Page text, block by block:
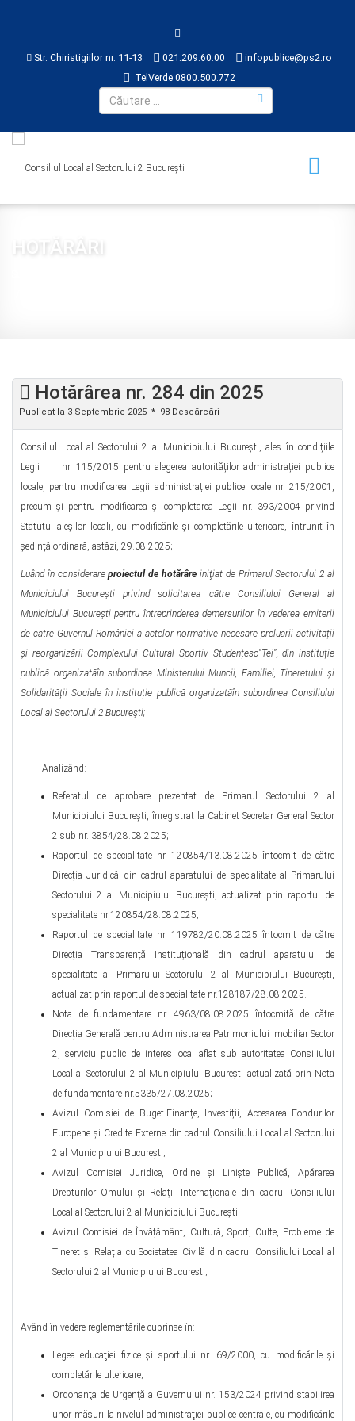
Str. Chiristigiilor nr. 11-13 021.209.60.00
infopublice@ps2.ro
TelVerde 0800.500.772
HOTĂRÂRI
Hotărârea nr. 284 din 2025
Publicat la 3 Septembrie 2025 98 Descărcări
Consiliul Local al Sectorului 2 al Municipiului Bucureşti, ales în condițiile
Legii nr. 115/2015 pentru alegerea autorităților administrației publice
locale, pentru modificarea Legii administrației publice locale nr. 215/2001,
precum și pentru modificarea şi completarea Legii nr. 393/2004 privind
Statutul aleșilor locali, cu modificările şi completările ulterioare, întrunit în
ședință ordinară, astăzi, 29.08.2025;
Luând în considerareproiectul de hotărâre iniţiat dePrimarul Sectorului 2 al
Municipiului Bucureşti privind solicitarea către Consiliului General al
Municipiului București pentru întreprinderea demersurilor în vederea emiterii
de către Guvernul României a actelor normative necesare preluării activității
și reorganizării Complexului Cultural Sportiv Studențesc”Tei”, din instituție
publică organizatăîn subordinea Ministerului Muncii, Familiei, Tineretului și
Solidarității Sociale în instituție publică organizatăîn subordinea Consiliului
Local al Sectorului 2 București;
Analizând:
Referatul de aprobare prezentat de Primarul Sectorului 2 al
Municipiului Bucureşti, înregistrat la Cabinet Secretar General Sector
2 sub nr. 3854/28.08.2025;
Raportul de specialitate nr. 120854/13.08.2025 întocmit de către
Direcția Juridică din cadrul aparatului de specialitate al Primarului
Sectorului 2 al Municipiului Bucureşti, actualizat prin raportul de
specialitate nr.120854/28.08.2025;
Raportul de specialitate nr. 119782/20.08.2025 întocmit de către
Direcția Transparență Instituțională din cadrul aparatului de
specialitate al Primarului Sectorului 2 al Municipiului Bucureşti,
actualizat prin raportul de specialitate nr.128187/28.08.2025.
Nota de fundamentare nr. 4963/08.08.2025 întocmită de către
Direcția Generală pentru Administrarea Patrimoniului Imobiliar Sector
2, serviciu public de interes local aflat sub autoritatea Consiliului
Local al Sectorului 2 al Municipiului București actualizată prin Nota
de fundamentare nr.5335/27.08.2025;
Avizul Comisiei de Buget-Finanțe, Investiții, Accesarea Fondurilor
Europene și Credite Externe din cadrul Consiliului Local al Sectorului
2 al Municipiului Bucureşti;
Avizul Comisiei Juridice, Ordine și Liniște Publică, Apărarea
Drepturilor Omului și Relații Internaționale din cadrul Consiliului
Local al Sectorului 2 al Municipiului Bucureşti;
Avizul Comisiei de Învățământ, Cultură, Sport, Culte, Probleme de
Tineret și Relația cu Societatea Civilă din cadrul Consiliului Local al
Sectorului 2 al Municipiului Bucureşti;
Având în vedere reglementările cuprinse în:
Legea educaţiei fizice şi sportului nr. 69/2000, cu modificările şi
completările ulterioare;
Ordonanţa de Urgenţă a Guvernului nr. 153/2024 privind stabilirea
unor măsuri la nivelul administraţiei publice centrale, cu modificările